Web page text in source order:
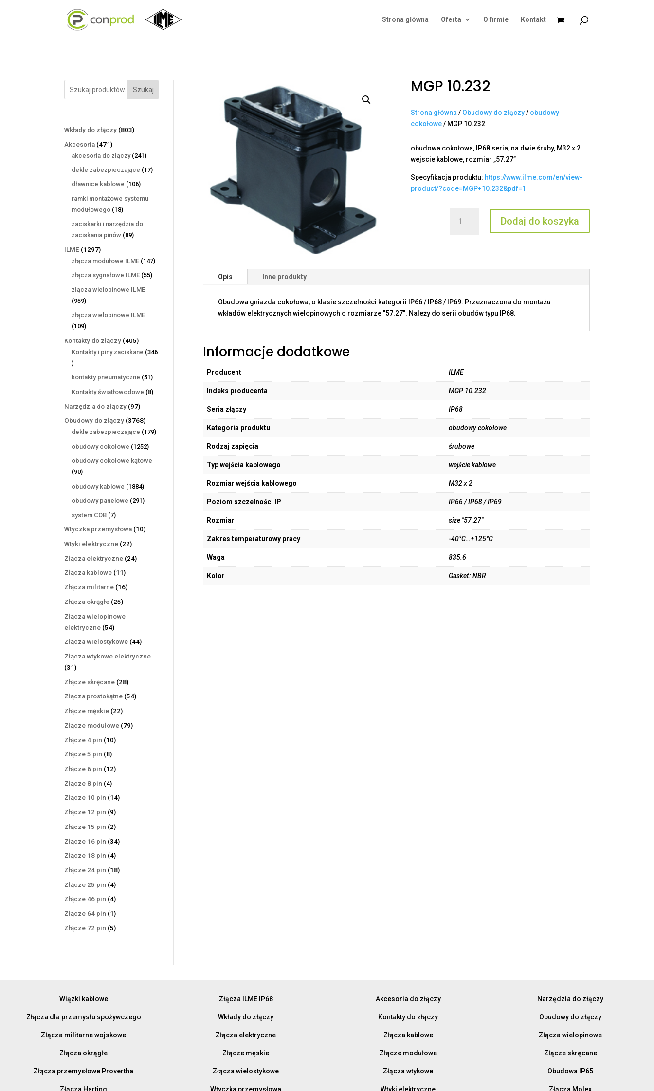
Strona główna Oferta O firmie Kontakt
Szukaj
Wkłady do złączy 803803
Akcesoria 471471
produktów
akcesoria do złączy 241241
produktów
dekle zabezpieczające 1717
dławnice kablowe 106106
ramki montażowe systemu
modułowego 1818
produktów
zaciskarki i narzędzia do
zaciskania pinów 8989
ILME 12971297
produktów
złącza modułowe ILME 147147
złącza sygnałowe ILME 5555
złącza wielopinowe ILME
959959
produktów
złącza wielopinowe ILME
109109
produktów
Kontakty do złączy 405405
produktów
Kontakty i piny zaciskane 346
346
produktów
kontakty pneumatyczne 5151
produktów
Kontakty światłowodowe 88
Narzędzia do złączy 9797
produktów
Obudowy do złączy 37683768
produktów
dekle zabezpieczające 179179
obudowy cokołowe 12521252
obudowy cokołowe kątowe
9090
produktów
obudowy kablowe 18841884
produkty
obudowy panelowe 291291
system COB 77
produktów
Wtyczka przemysłowa 1010
Wtyki elektryczne 2222
produkty
Złącza elektryczne 2424
Złącza kablowe 1111
produktów
Złącza militarne 1616
Złącza okrągłe 2525
Złącza wielopinowe
elektryczne 5454
produkty
Złącza wielostykowe 4444
Złącza wtykowe elektryczne
3131
produktów
Złącze skręcane 2828
produktów
Złącza prostokątne 5454
Złącze męskie 2222
produkty
Złącze modułowe 7979
Złącze 4 pin 1010
Złącze 5 pin 88
produktów
Złącze 6 pin 1212
Złącze 8 pin 44
produkty
Złącze 10 pin 1414
Złącze 12 pin 99
produktów
Złącze 15 pin 22
produkty
Złącze 16 pin 3434
Złącze 18 pin 44
produkty
Złącze 24 pin 1818
Złącze 25 pin 44
produkty
Złącze 46 pin 44
produkty
Złącze 64 pin 11
produkt
Złącze 72 pin 55
MGP 10.232
Strona główna / Obudowy do złączy/ obudowy
cokołowe/ MGP 10.232
obudowa cokołowa, IP68 seria, na dwie śruby, M32 x 2
wejscie kablowe, rozmiar „57.27”
Specyfikacja produktu: https://www.ilme.com/en/view-
product/?code=MGP+10.232&pdf=1
MGP
Dodaj do koszyka
Opis Inne produkty
Obudowa gniazda cokołowa, o klasie szczelności kategorii IP66 / IP68 / IP69. Przeznaczona do montażu
wkładów elektrycznych wielopinowych o rozmiarze "57.27". Należy do serii obudów typu IP68.
Informacje dodatkowe
Producent ILME
Indeks producenta MGP 10.232
Seria złączy IP68
Kategoria produktu obudowy cokołowe
Rodzaj zapięcia śrubowe
Typ wejścia kablowego wejście kablowe
Rozmiar wejścia kablowego M32 x 2
Poziom szczelności IP IP66 / IP68 / IP69
Rozmiar size "57.27"
Zakres temperaturowy pracy -40°C…+125°C
Waga 835.6
Kolor Gasket: NBR
Wiązki kablowe
Złącza dla przemysłu spożywczego
Złącza militarne wojskowe
Złącza okrągłe
Złącza przemysłowe Provertha
Złącza Harting
Złącza ILME IP68
Wkłady do złączy
Złącza elektryczne
Złącze męskie
Złącza wielostykowe
Wtyczka przemysłowa
Akcesoria do złączy
Kontakty do złączy
Złącza kablowe
Złącze modułowe
Złącza wtykowe
Wtyki elektryczne
Narzędzia do złączy
Obudowy do złączy
Złącza wielopinowe
Złącze skręcane
Obudowa IP65
Złącza Molex